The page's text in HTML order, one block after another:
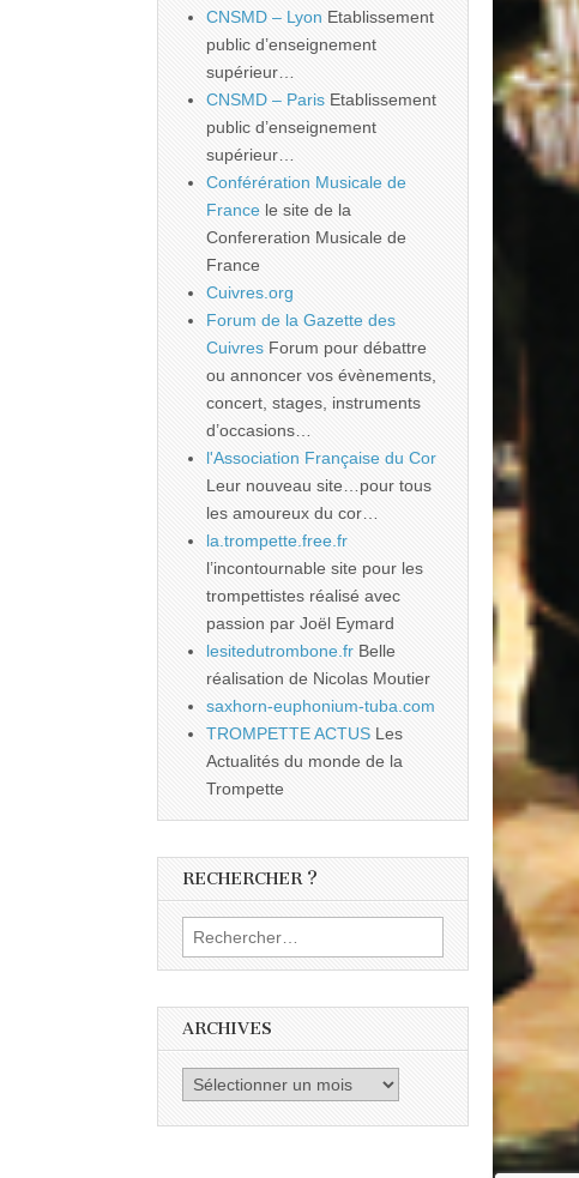
CNSMD – Lyon Etablissement
public d’enseignement
supérieur…
CNSMD – Paris Etablissement
public d’enseignement
supérieur…
Conférération Musicale de
France le site de la
Confereration Musicale de
France
Cuivres.org
Forum de la Gazette des
Cuivres Forum pour débattre
ou annoncer vos évènements,
concert, stages, instruments
d’occasions…
l'Association Française du Cor
Leur nouveau site…pour tous
les amoureux du cor…
la.trompette.free.fr
l’incontournable site pour les
trompettistes réalisé avec
passion par Joël Eymard
lesitedutrombone.fr Belle
réalisation de Nicolas Moutier
saxhorn-euphonium-tuba.com
TROMPETTE ACTUS Les
Actualités du monde de la
Trompette
RECHERCHER ?
Rechercher :
ARCHIVES
Archives